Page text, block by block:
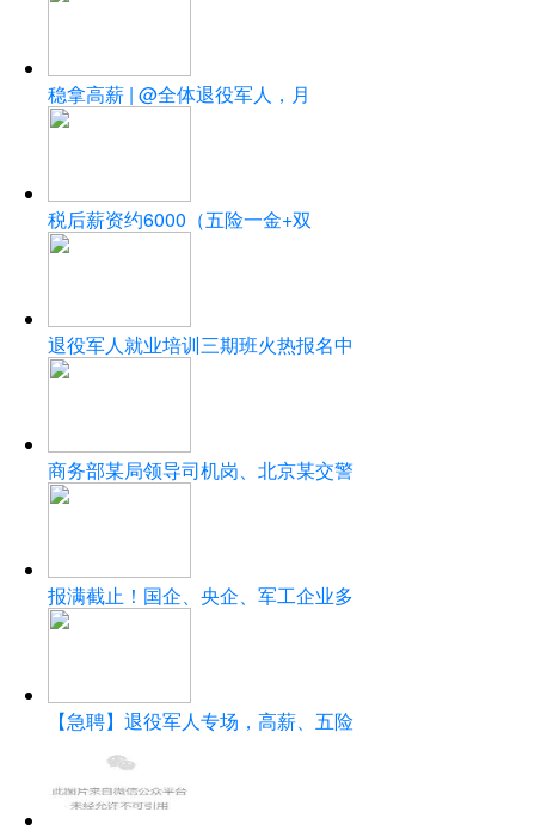
稳拿高薪 | @全体退役军人，月
税后薪资约6000（五险一金+双
退役军人就业培训三期班火热报名中
商务部某局领导司机岗、北京某交警
报满截止！国企、央企、军工企业多
【急聘】退役军人专场，高薪、五险